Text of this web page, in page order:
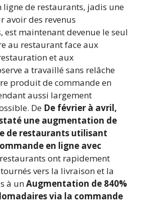
ligne de restaurants, jadis une
avoir des revenus
est maintenant devenue le seul
au restaurant face aux
et aux
a travaillé sans relâche
produit de commande en
aussi largement
De De février à avril,
une augmentation de
de restaurants utilisant
en ligne avec
ont rapidement
vers la livraison et la
à unAugmentation de 840%
via la commande